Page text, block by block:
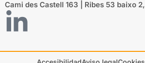
Cami des Castell 163 | Ribes 53 baixo 2,